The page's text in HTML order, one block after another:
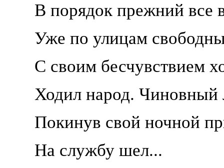
В порядок прежний все
Уже по улицам
С своим бесчувствием
Ходил народ. Чиновный
Покинув свой ночной
На службу шел...